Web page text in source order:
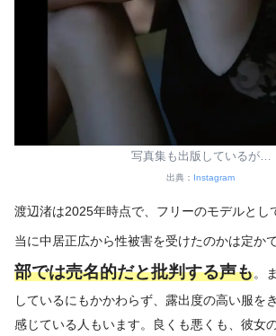
写真集も出版しているが…
出典： Instagram
渡辺渚は2025年時点で、フリーのモデルとし
当に中居正広から性被害を受けたのかは定か
部では売名的だと批判する声も。
しているにもかかわらず、露出度の高い服を
感じている人もいます。良くも悪くも、彼女